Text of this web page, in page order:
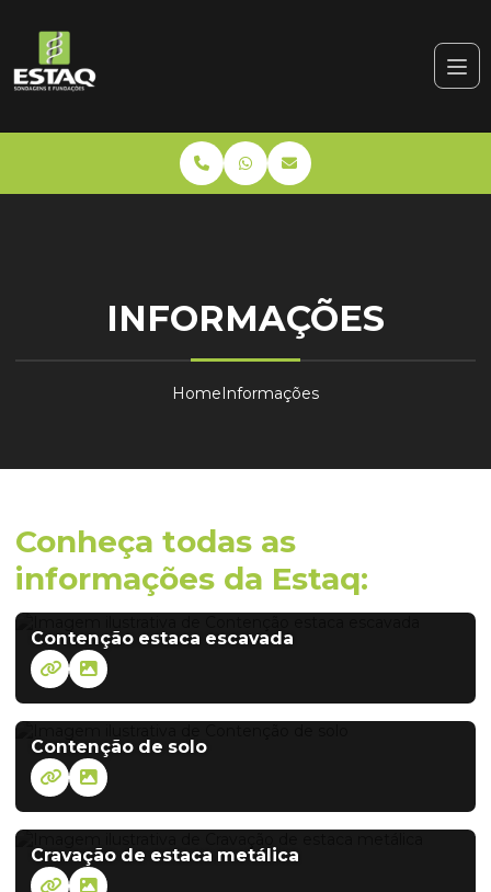
INFORMAÇÕES
HomeInformações
Conheça todas as
informações da Estaq:
Contenção estaca escavada
Contenção de solo
Cravação de estaca metálica